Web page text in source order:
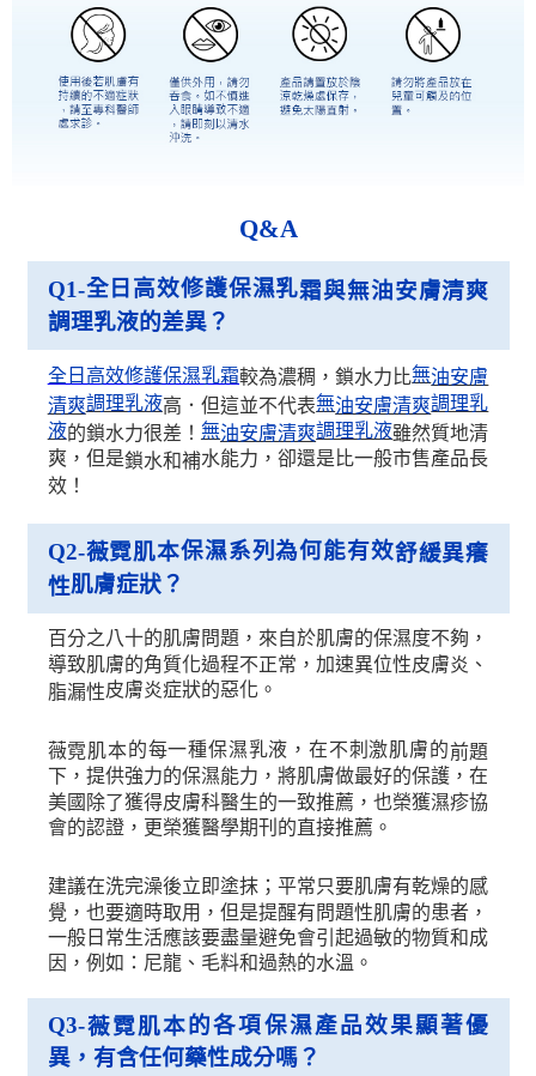
Q&A
Q1-全日高效修護保濕乳霜與無油安膚清爽
調理乳液的差異？
全日高效修護保濕乳霜較為濃稠，鎖水力比無油安膚
清爽調理乳液高．但這並不代表無油安膚清爽調理乳
液的鎖水力很差！ 無油安膚清爽調理乳液雖然質地清
爽，但是鎖水和補水能力，卻還是比一般市售產品長
效！
Q2-薇霓肌本保濕系列為何能有效舒緩異癢
性肌膚症狀？
百分之八十的肌膚問題，來自於肌膚的保濕度不夠，
導致肌膚的角質化過程不正常，加速異位性皮膚炎、
脂漏性皮膚炎症狀的惡化。
薇霓肌本的每一種保濕乳液，在不刺激肌膚的前題
下，提供強力的保濕能力，將肌膚做最好的保護，在
美國除了獲得皮膚科醫生的一致推薦，也榮獲濕疹協
會的認證，更榮獲醫學期刊的直接推薦。
建議在洗完澡後立即塗抹；平常只要肌膚有乾燥的感
覺，也要適時取用，但是提醒有問題性肌膚的患者，
一般日常生活應該要盡量避免會引起過敏的物質和成
因，例如：尼龍、毛料和過熱的水溫。
Q3-薇霓肌本的各項保濕產品效果顯著優
異，有含任何藥性成分嗎？